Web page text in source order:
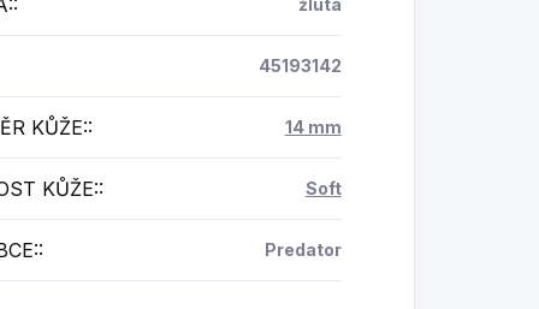
: žlutá
45193142
KŮŽE:: 14 mm
KŮŽE:: Soft
: Predator